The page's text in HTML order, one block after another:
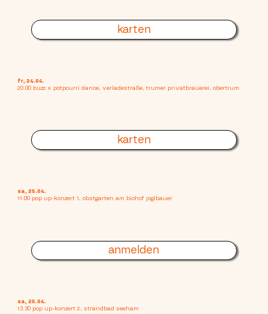
karten
fr, 24.04.
20.00 buzz x potpourri dance, verladestraße, trumer privatbrauerei, obertrum
karten
sa, 25.04.
11.00 pop up-konzert 1, obstgarten am biohof joglbauer
anmelden
sa, 25.04.
13.30 pop up-konzert 2, strandbad seeham